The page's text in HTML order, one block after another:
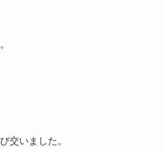
交いました。